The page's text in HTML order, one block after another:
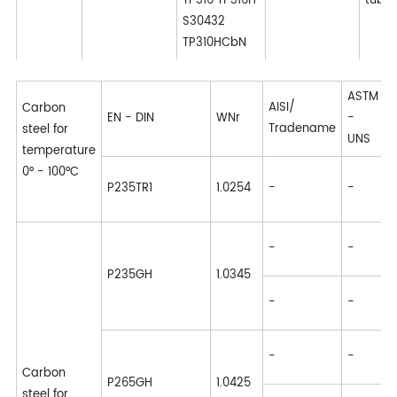
S30432
TP310HCbN
Carbon
steel for
temperature
0° - 100°C
EN - DIN WNr
AISI/
Tradename
ASTM
-
UNS
P235TR1 1.0254 - -
Carbon
P235GH 1.0345
- -
- -
P265GH 1.0425
- -